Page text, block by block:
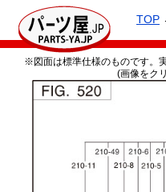
TOP
※図面は標準仕様のものです。
(画像をク